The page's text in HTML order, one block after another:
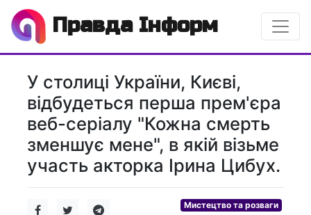
Правда Інформ
У столиці України, Києві,
відбудеться перша прем'єра
веб-серіалу "Кожна смерть
зменшує мене", в якій візьме
участь акторка Ірина Цибух.
Мистецтво та розваги